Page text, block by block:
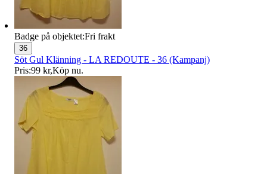
Badge på objektet:Fri frakt
36
Söt Gul Klänning - LA REDOUTE - 36 (Kampanj)
Pris:99 kr,Köp nu.